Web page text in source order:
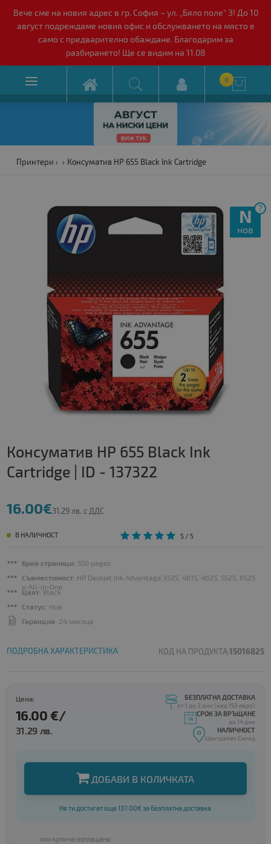
Вече сме на новия адрес в гр. София – ул. „Бяло поле“ 3! До 10
август подреждаме новия офис и обслужването на място е
само с предварително обаждане. Благодарим за
разбирането! Ще се видим на 11.08
 0 
Принтери Консуматив HP 655 Black Ink Cartridge
?
N
нов
Консуматив HP 655 Black Ink
Cartridge | ID - 137322
16.00€31.29 лв. с ДДС
В НАЛИЧНОСТ 5/ 5
Брой страници: 550 pages
Съвместимост: HP Deskjet Ink Advantage 3525, 4615, 4625, 5525, 6525
e-All-in-One
Цвят: Black
Статус: Нов
Гаранция: 24 месеца
ПОДРОБНА ХАРАКТЕРИСТИКА КОД НА ПРОДУКТА:15016825
Цена:
16.00 €/
31.29 лв.
БЕЗПЛАТНА ДОСТАВКА
от 1 до 3 дни (над 153 евро)
СРОК ЗА ВРЪЩАНЕ
до 14 дни
НАЛИЧНОСТ
Централен Склад
ДОБАВИ В КОЛИЧКАТА
Не ти достигат още 137.00€ за безплатна доставка
или купи на изплащане: